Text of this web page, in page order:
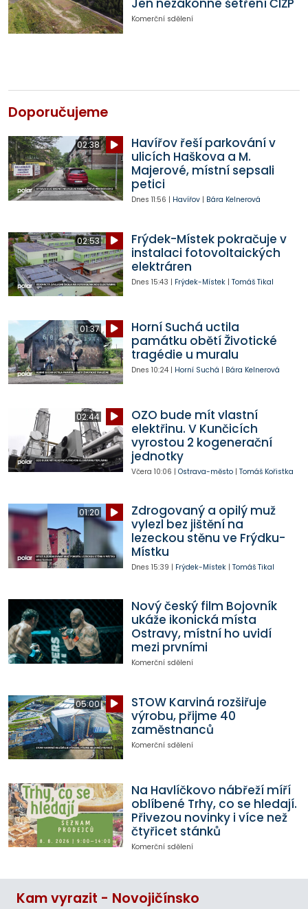
Jen nezákonné šetření ČIŽP
Komerční sdělení
Doporučujeme
02:38
Havířov řeší parkování v
ulicích Haškova a M.
Majerové, místní sepsali
petici
Dnes 11:56 | Havířov| Bára Kelnerová
02:53
Frýdek-Místek pokračuje v
instalaci fotovoltaických
elektráren
Dnes 15:43 | Frýdek-Místek| Tomáš Tikal
01:37
Horní Suchá uctila
památku obětí Životické
tragédie u muralu
Dnes 10:24| Horní Suchá | Bára Kelnerová
02:44
OZO bude mít vlastní
elektřinu. V Kunčicích
vyrostou 2 kogenerační
jednotky
Včera 10:06 | Ostrava-město| Tomáš Kořistka
01:20
Zdrogovaný a opilý muž
vylezl bez jištění na
lezeckou stěnu ve Frýdku-
Místku
Dnes 15:39 | Frýdek-Místek| Tomáš Tikal
Nový český film Bojovník
ukáže ikonická místa
Ostravy, místní ho uvidí
mezi prvními
Komerční sdělení
05:00
STOW Karviná rozšiřuje
výrobu, přijme 40
zaměstnanců
Komerční sdělení
Na Havlíčkovo nábřeží míří
oblíbené Trhy, co se hledají.
Přivezou novinky i více než
čtyřicet stánků
Komerční sdělení
Kam vyrazit - Novojičínsko